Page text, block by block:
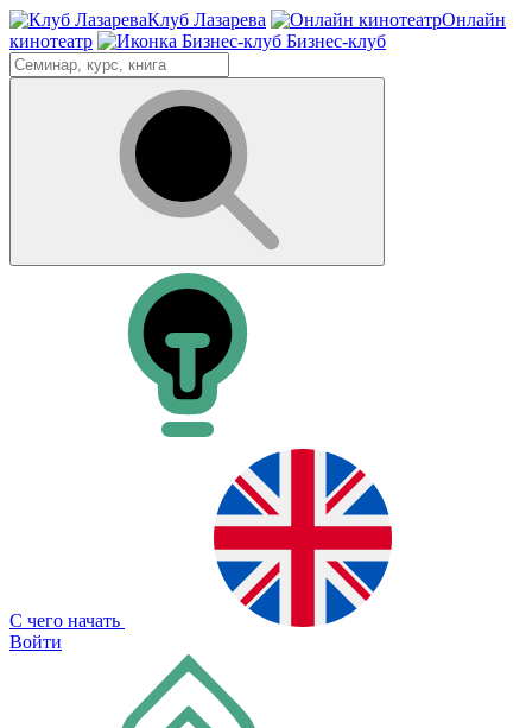
Клуб Лазарева
Онлайн
кинотеатр
Бизнес-клуб
С чего начать
Войти